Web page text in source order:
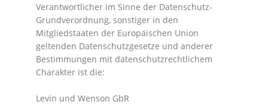
Verantwortlicher im Sinne der Datenschutz-
Grundverordnung, sonstiger in den
Mitgliedstaaten der Europäischen Union
geltenden Datenschutzgesetze und anderer
Bestimmungen mit datenschutzrechtlichem
Charakter ist die:
Levin und Wenson GbR